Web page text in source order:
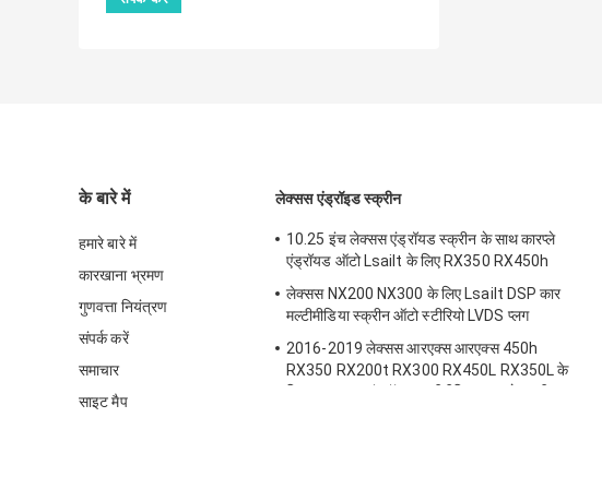
के बारे में
हमारे बारे में
कारखाना भ्रमण
गुणवत्ता नियंत्रण
संपर्क करें
समाचार
साइट मैप
लेक्सस एंड्रॉइड स्क्रीन
10.25 इंच लेक्सस एंड्रॉयड स्क्रीन के साथ कारप्ले
एंड्रॉयड ऑटो Lsailt के लिए RX350 RX450h
लेक्सस NX200 NX300 के लिए Lsailt DSP कार
मल्टीमीडिया स्क्रीन ऑटो स्टीरियो LVDS प्लग
2016-2019 लेक्सस आरएक्स आरएक्स 450h
RX350 RX200t RX300 RX450L RX350L के